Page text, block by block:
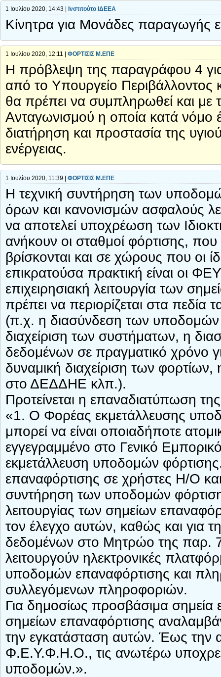
1 Ιουλίου 2020, 14:43 | Ινστιτούτο ΙΔΕΕΑ
Κίνητρα για Μονάδες παραγωγής
1 Ιουλίου 2020, 12:11 | ΦΟΡΤΙΣΙΣ Μ.ΕΠΕ
Η πρόβλεψη της παραγράφου 4
από το Υπουργείο Περιβάλλοντος
θα πρέπει να συμπληρωθεί και με
Ανταγωνισμού η οποία κατά νόμο
διατήρηση και προστασία της
ενέργειας.
1 Ιουλίου 2020, 11:39 | ΦΟΡΤΙΣΙΣ Μ.ΕΠΕ
Η τεχνική συντήρηση των
όρων και κανονισμών ασφαλούς
να αποτελεί υποχρέωση των
ανήκουν οι σταθμοί φόρτισης, που
βρίσκονται και σε χώρους που οι
επικρατούσα πρακτική είναι οι
επιχειρησιακή λειτουργία των
πρέπει να περιορίζεται στα πεδία
(π.χ. η διασύνδεση των
διαχείριση των συστήματων, η
δεδομένων σε πραγματικό χρόνο
δυναμική διαχείριση των
στο ΔΕΔΔΗΕ κλπ.).
Προτείνεται η επαναδιατύπωση
«1. Ο Φορέας εκμετάλλευσης
μπορεί να είναι οποιαδήποτε
εγγεγραμμένο στο Γενικό
εκμετάλλευση υποδομών
επαναφόρτισης σε χρήστες Η/Ο και
συντήρηση των υποδομών
λειτουργίας των σημείων
τον έλεγχο αυτών, καθώς και για
δεδομένων στο Μητρώο της παρ.
λειτουργούν ηλεκτρονικές
υποδομών επαναφόρτισης και
συλλεγόμενων πληροφοριών.
Για δημοσίως προσβάσιμα σημεία
σημείων επαναφόρτισης
την εγκατάσταση αυτών. Έως την
Φ.Ε.Υ.Φ.Η.Ο., τις ανωτέρω
υποδομών.».